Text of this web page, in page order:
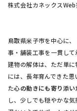
株式会社カネックスWeb
鳥取県米子市を中心に、
事・舗装工事を一貫し
建物の解体は、ただ単
には、長年育んできた
た心の動きにも寄り添い
し、少しでも穏やかな